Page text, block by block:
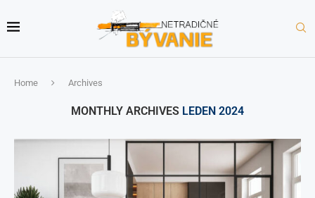
Home Archives
MONTHLY ARCHIVES LEDEN 2024